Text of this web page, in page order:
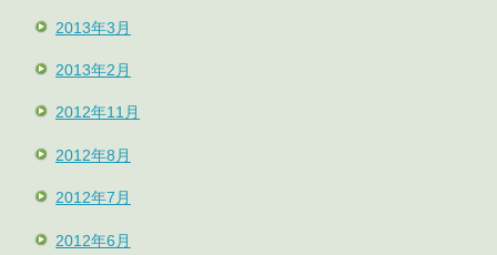
2013年3月
2013年2月
2012年11月
2012年8月
2012年7月
2012年6月